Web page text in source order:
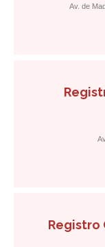
Av. de
Registro